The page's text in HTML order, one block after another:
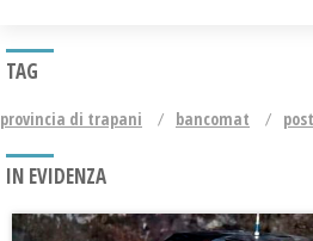
TAG
provincia di trapani bancomat
IN EVIDENZA